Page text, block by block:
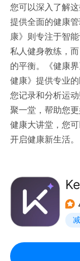
您可以深入了解
提供全面的健康
康》则专注于智
私人健身教练，
的平衡。《健康
健康》提供专业
您记录和分析运
聚一堂，帮助您
健康大讲堂，您
开启健康新生活。